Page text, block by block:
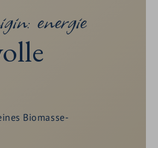
energie
Biomasse-